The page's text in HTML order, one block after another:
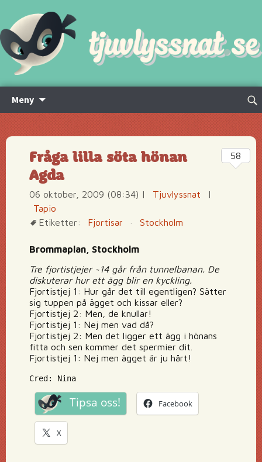
Meny
innehåll
Sök
Fråga lilla söta hönan
Agda
06 oktober, 2009 (08:34) | Tjuvlyssnat
|
Tapio
Etiketter:
Fjortisar · Stockholm
Brommaplan, Stockholm
Tre fjortistjejer ~14 går från tunnelbanan. De
diskuterar hur ett ägg blir en kyckling.
Fjortistjej 1: Hur går det till egentligen? Sätter
sig tuppen på ägget och kissar eller?
Fjortistjej 2: Men, de knullar!
Fjortistjej 1: Nej men vad då?
Fjortistjej 2: Men det ligger ett ägg i hönans
fitta och sen kommer det spermier dit.
Fjortistjej 1: Nej men ägget är ju hårt!
Cred: Nina
Tipsa oss! Facebook
X
58